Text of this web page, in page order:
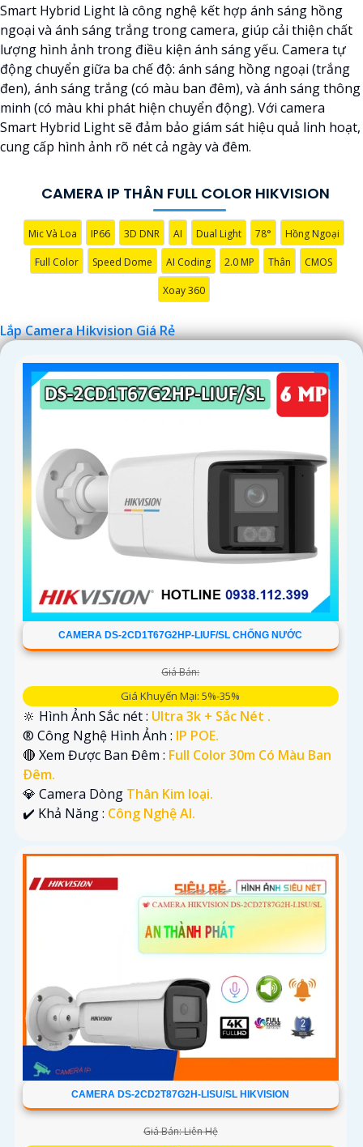
đến cho quý vị những giải pháp an ninh hiệu quả, đáng tin
cậy và tiết kiệm chi phí.
Camera của Hikvision được biết đến là một trong những
thương hiệu hàng đầu thế giới về giải pháp an ninh video.
Với các tính năng và công nghệ tiên tiến, camera Hikvision
không chỉchắc chắnchất lượng hình ảnh sắc nét mà còn
đem đến sự tin cậy và an toàn cho dự án của quý vị.
Nếu quý vị quan tâm đến việc lắp đặt camera Hikvision giá
sẵn lòng hỗ trợ và tư vấn cho quý vị.
Smart Hybrid Light là công nghệ kết hợp ánh sáng hồng
ngoại và ánh sáng trắng trong camera, giúp cải thiện chất
lượng hình ảnh trong điều kiện ánh sáng yếu. Camera tự
động chuyển giữa ba chế độ: ánh sáng hồng ngoại (trắng
đen), ánh sáng trắng (có màu ban đêm), và ánh sáng thông
minh (có màu khi phát hiện chuyển động). Với camera
Smart Hybrid Light sẽ đảm bảo giám sát hiệu quả linh hoạt,
cung cấp hình ảnh rõ nét cả ngày và đêm.
CAMERA IP THÂN FULL COLOR HIKVISION
Mic Và Loa IP66 3D DNR AI Dual Light 78° Hồng Ngoại
Full Color Speed Dome AI Coding 2.0 MP Thân CMOS
Xoay 360
Lắp Camera Hikvision Giá Rẻ
CAMERA DS-2CD1T67G2HP-LIUF/SL CHỐNG NƯỚC
Giá Bán:
Giá Khuyến Mại: 5%-35%
🔆 Hình Ảnh Sắc nét : Ultra 3k + Sắc Nét .
®️ Công Nghệ Hình Ảnh : IP POE.
🔴 Xem Được Ban Đêm : Full Color 30m Có Màu Ban
Ðêm.
💎 Camera Dòng Thân Kim loại.
️✔️ Khả Năng : Công Nghệ AI.
CAMERA DS-2CD2T87G2H-LISU/SL HIKVISION
Giá Bán: Liên Hệ